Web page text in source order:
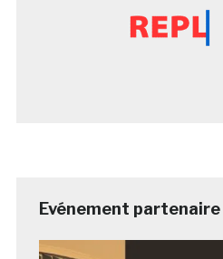
Evénement partenaire